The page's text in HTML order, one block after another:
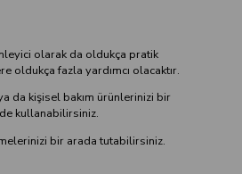
olarak da oldukça pratik
oldukça fazla yardımcı olacaktır.
da kişisel bakım ürünlerinizi bir
kullanabilirsiniz.
bir arada tutabilirsiniz.